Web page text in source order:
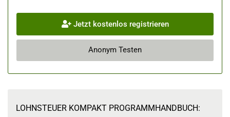
Jetzt kostenlos registrieren
Anonym Testen
LOHNSTEUER KOMPAKT PROGRAMMHANDBUCH: